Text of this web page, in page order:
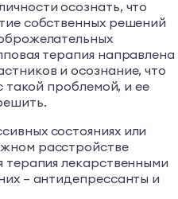
осознать, что
собственных решений
терапия направлена
и осознание, что
такой проблемой, и ее
состояниях или
расстройстве
терапия лекарственными
– антидепрессанты и